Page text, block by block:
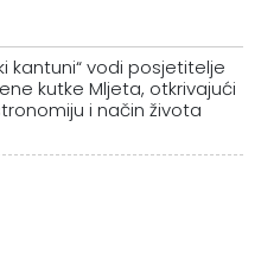
kantuni“ vodi posjetitelje
kutke Mljeta, otkrivajući
i način života